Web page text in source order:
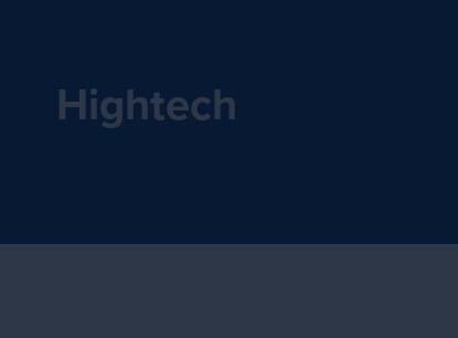
Hightech